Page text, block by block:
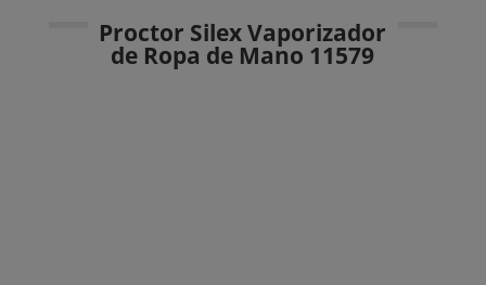
Proctor Silex Vaporizador
de Ropa de Mano 11579